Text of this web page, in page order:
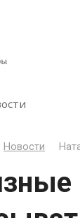
Новости